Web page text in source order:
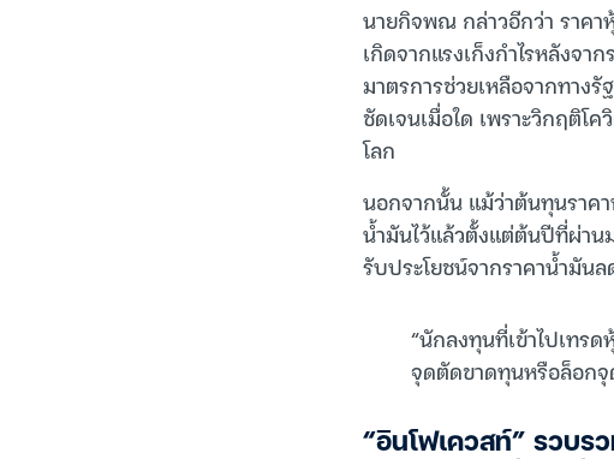
นายกิจพณ กล่าวอีกว่า ราคา
เกิดจากแรงเก็งกำไรหลังจ
มาตรการช่วยเหลือจากทาง
ชัดเจนเมื่อใด เพราะวิกฤติโ
โลก
นอกจากนั้น แม้ว่าต้นทุนราค
น้ำมันไว้แล้วตั้งแต่ต้นปีที่ผ่าน
รับประโยชน์จากราคาน้ำมัน
“นักลงทุนที่เข้าไปเทร
จุดตัดขาดทุนหรือล็อกจุ
“อินโฟเควสท์” รวบร